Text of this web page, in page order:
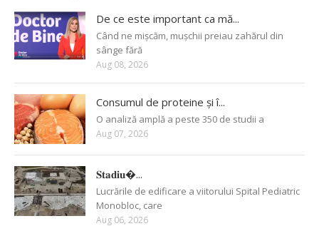
De ce este important ca mă...
Când ne mișcăm, mușchii preiau zahărul din
sânge fără
Aug 08, 2026
Consumul de proteine și î...
O analiză amplă a peste 350 de studii a
Aug 07, 2026
𝐒𝐭𝐚𝐝𝐢𝐮�...
Lucrările de edificare a viitorului Spital Pediatric
Monobloc, care
Aug 06, 2026